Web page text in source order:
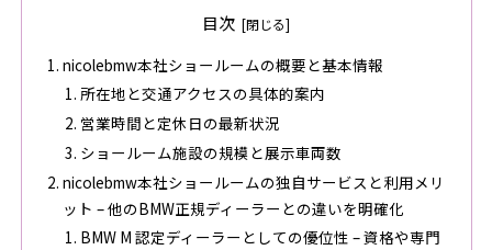
目次
nicolebmw本社ショールームの概要と基本情報
所在地と交通アクセスの具体的案内
営業時間と定休日の最新状況
ショールーム施設の規模と展示車両数
nicolebmw本社ショールームの独自サービスと利用メリ
ット – 他のBMW正規ディーラーとの違いを明確化
BMW M 認定ディーラーとしての優位性 – 資格や専門